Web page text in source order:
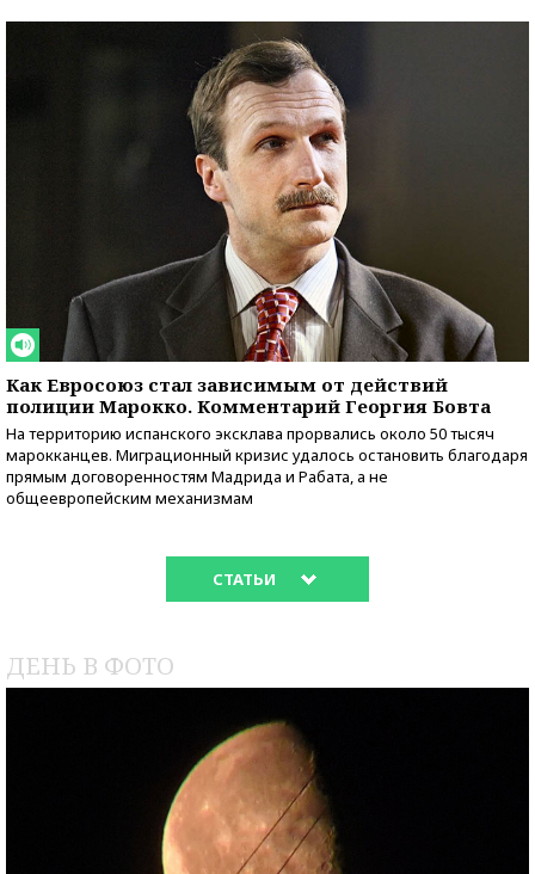
Как Евросоюз стал зависимым от действий
полиции Марокко. Комментарий Георгия Бовта
На территорию испанского эксклава прорвались около 50 тысяч
марокканцев. Миграционный кризис удалось остановить благодаря
прямым договоренностям Мадрида и Рабата, а не
общеевропейским механизмам
СТАТЬИ
ДЕНЬ В ФОТО